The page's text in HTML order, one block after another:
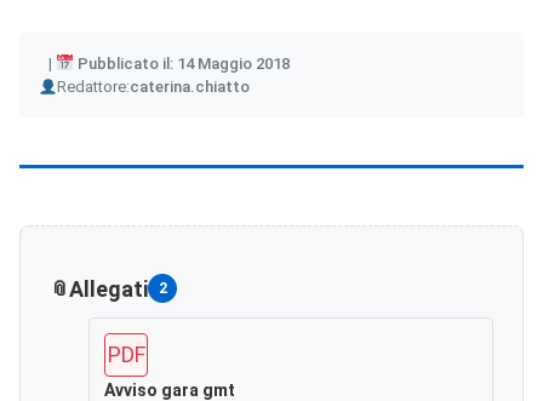
Pubblicato il: 14 Maggio 2018
Redattore:
Author caterina.chiatto
Allegati 2
PDF
Avviso gara gmt